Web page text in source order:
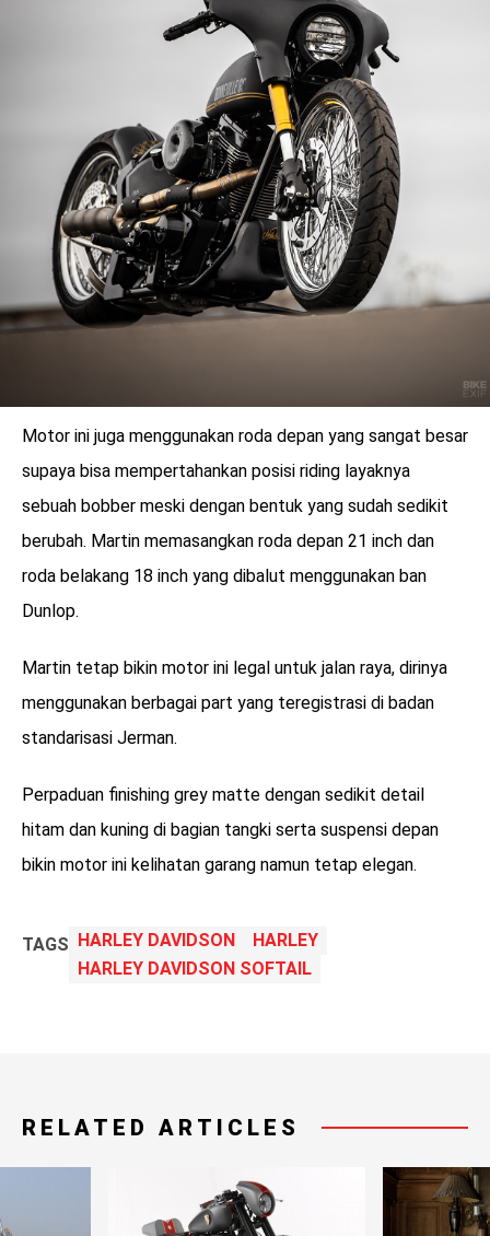
Motor ini juga menggunakan roda depan yang sangat besar
supaya bisa mempertahankan posisi riding layaknya
sebuah bobber meski dengan bentuk yang sudah sedikit
berubah. Martin memasangkan roda depan 21 inch dan
roda belakang 18 inch yang dibalut menggunakan ban
Dunlop.
Martin tetap bikin motor ini legal untuk jalan raya, dirinya
menggunakan berbagai part yang teregistrasi di badan
standarisasi Jerman.
Perpaduan finishing grey matte dengan sedikit detail
hitam dan kuning di bagian tangki serta suspensi depan
bikin motor ini kelihatan garang namun tetap elegan.
TAGS HARLEY DAVIDSON
HARLEY
HARLEY DAVIDSON SOFTAIL
RELATED ARTICLES